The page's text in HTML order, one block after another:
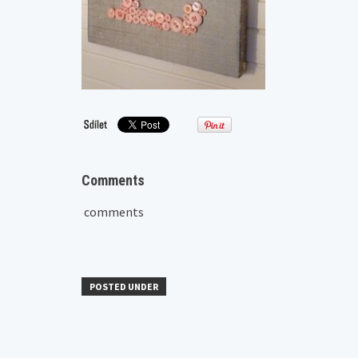
Comments
comments
POSTED UNDER